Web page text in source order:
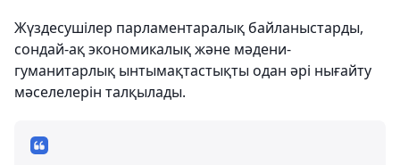
Жүздесушілер парламентаралық байланыстарды,
сондай-ақ экономикалық және мәдени-
гуманитарлық ынтымақтастықты одан әрі нығайту
мәселелерін талқылады.